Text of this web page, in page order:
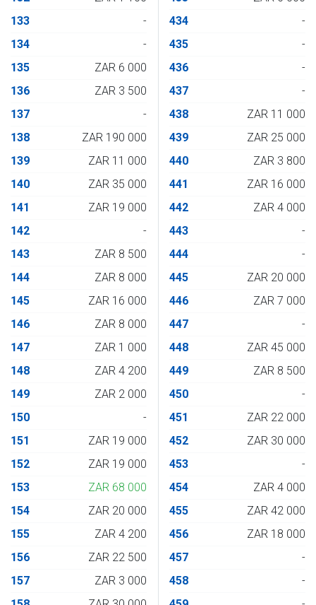
133
-
134
-
135
ZAR 6 000
136
ZAR 3 500
137
-
138
ZAR 190 000
139
ZAR 11 000
140
ZAR 35 000
141
ZAR 19 000
142
-
143
ZAR 8 500
144
ZAR 8 000
145
ZAR 16 000
146
ZAR 8 000
147
ZAR 1 000
148
ZAR 4 200
149
ZAR 2 000
150
-
151
ZAR 19 000
152
ZAR 19 000
153
ZAR 68 000
154
ZAR 20 000
155
ZAR 4 200
156
ZAR 22 500
157
ZAR 3 000
434
-
435
-
436
-
437
-
438
ZAR 11 000
439
ZAR 25 000
440
ZAR 3 800
441
ZAR 16 000
442
ZAR 4 000
443
-
444
-
445
ZAR 20 000
446
ZAR 7 000
447
-
448
ZAR 45 000
449
ZAR 8 500
450
-
451
ZAR 22 000
452
ZAR 30 000
453
-
454
ZAR 4 000
455
ZAR 42 000
456
ZAR 18 000
457
-
458
-